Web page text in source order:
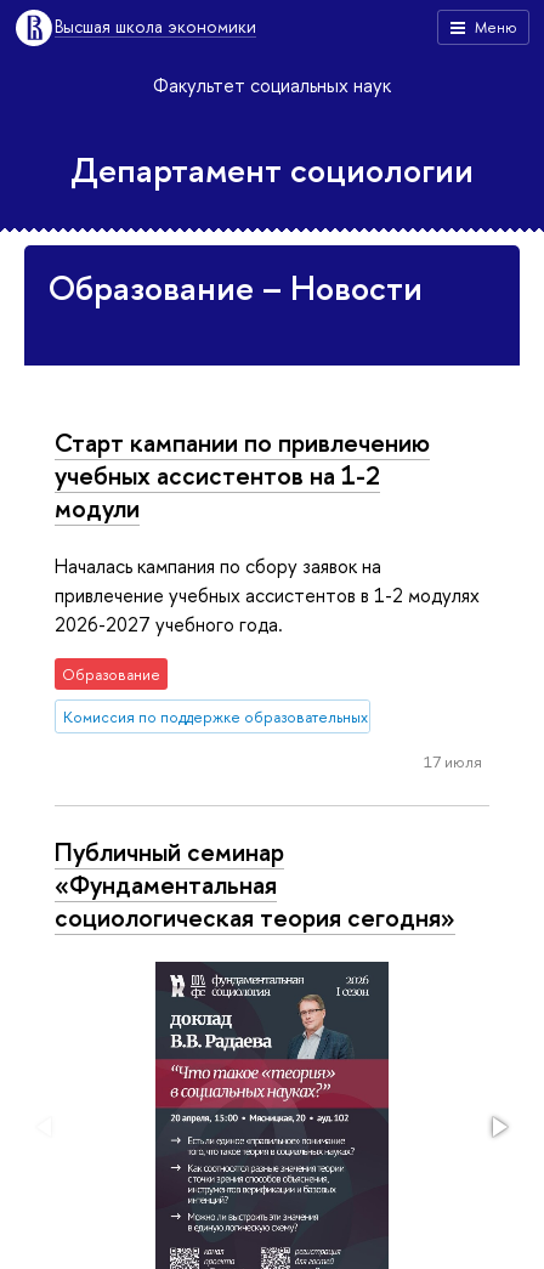
Меню
Высшая школа экономики
Факультет социальных наук
Департамент социологии
Образование – Новости
Старт кампании по привлечению
учебных ассистентов на 1-2
модули
Началась кампания по сбору заявок на
привлечение учебных ассистентов в 1-2 модулях
2026-2027 учебного года.
Образование
Комиссия по поддержке образовательных инициатив
17 июля
Публичный семинар
«Фундаментальная
социологическая теория сегодня»